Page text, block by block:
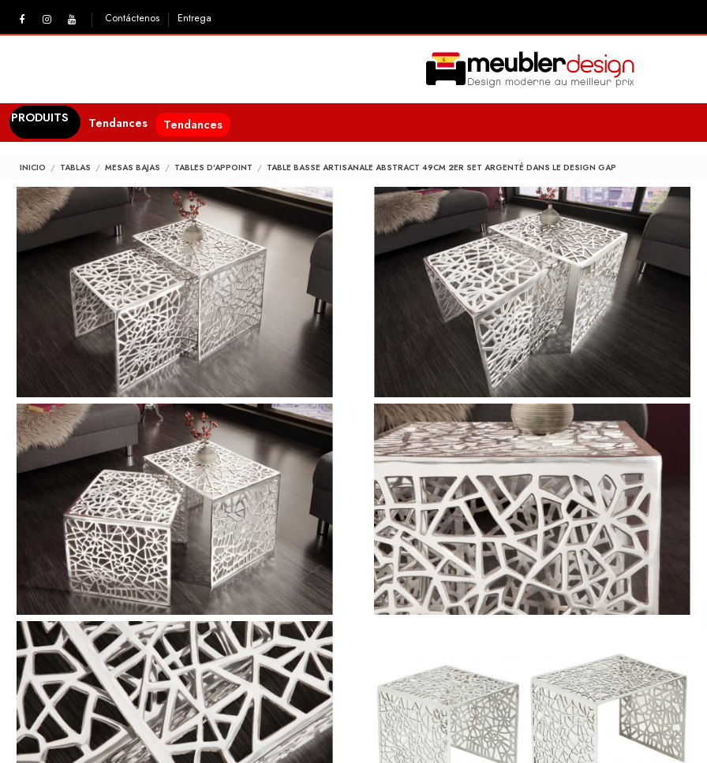
Contáctenos Entrega
PRODUITS Tendances Tendances
INICIO TABLAS MESAS BAJAS TABLES D'APPOINT TABLE BASSE ARTISANALE ABSTRACT 49CM 2ER SET ARGENTÉ DANS LE DESIGN GAP